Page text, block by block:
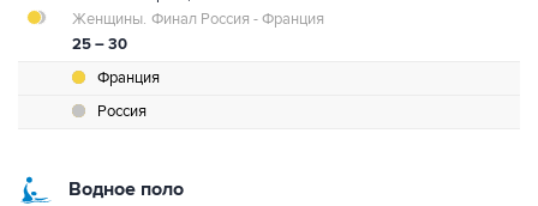
25 – 30
Женщины. Финал Россия - Франция
Франция
Россия
Водное поло